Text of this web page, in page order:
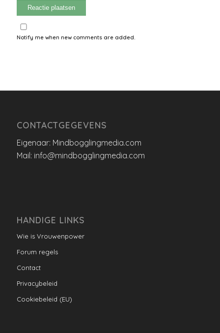
Notify me when new comments are added.
CONTACTGEGEVENS
Eigenaar: Mindbogglingmedia.com
Mail: info@mindbogglingmedia.com
HANDIGE LINKS
Wie is Vrouwenpower
Forum regels
Contact
Privacybeleid
Cookiebeleid (EU)